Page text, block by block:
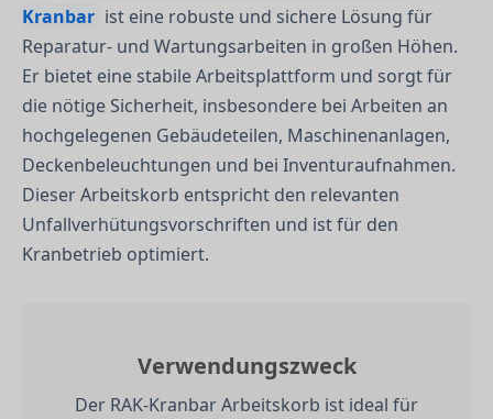
Kranbar ist eine robuste und sichere Lösung für
Reparatur- und Wartungsarbeiten in großen Höhen.
Er bietet eine stabile Arbeitsplattform und sorgt für
die nötige Sicherheit, insbesondere bei Arbeiten an
hochgelegenen Gebäudeteilen, Maschinenanlagen,
Deckenbeleuchtungen und bei Inventuraufnahmen.
Dieser Arbeitskorb entspricht den relevanten
Unfallverhütungsvorschriften und ist für den
Kranbetrieb optimiert.
Verwendungszweck
Der RAK-Kranbar Arbeitskorb ist ideal für